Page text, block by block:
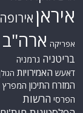
איראן אירופה
אפריקה ארה"ב
בריטניה גרמניה
דאעש האמירויות
המזרח התיכון המפרץ
הפרסי הרשות